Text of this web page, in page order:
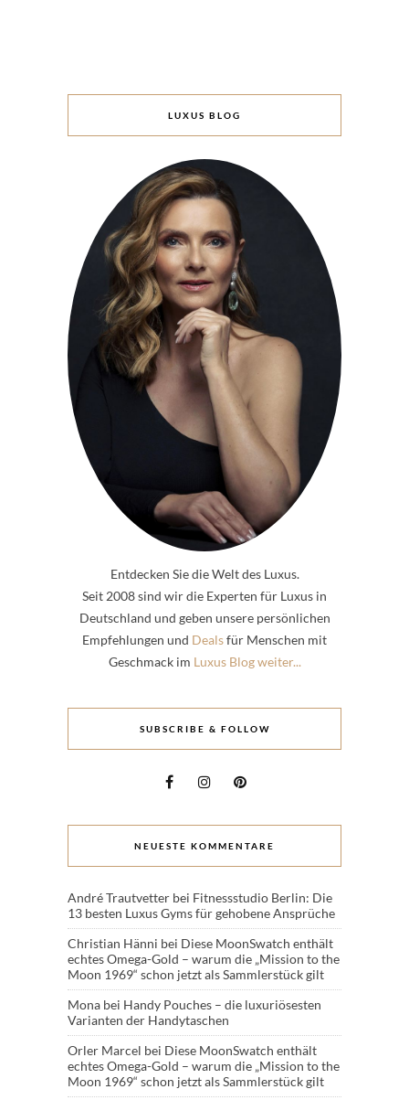
LUXUS BLOG
Entdecken Sie die Welt des Luxus.
Seit 2008 sind wir die Experten für Luxus in
Deutschland und geben unsere persönlichen
Empfehlungen und Dealsfür Menschen mit
Geschmack im Luxus Blog weiter...
SUBSCRIBE & FOLLOW
NEUESTE KOMMENTARE
André Trautvetter bei Fitnessstudio Berlin: Die
13 besten Luxus Gyms für gehobene Ansprüche
Christian Hänni bei Diese MoonSwatch enthält
echtes Omega-Gold – warum die „Mission to the
Moon 1969“ schon jetzt als Sammlerstück gilt
Mona bei Handy Pouches – die luxuriösesten
Varianten der Handytaschen
Orler Marcel bei Diese MoonSwatch enthält
echtes Omega-Gold – warum die „Mission to the
Moon 1969“ schon jetzt als Sammlerstück gilt